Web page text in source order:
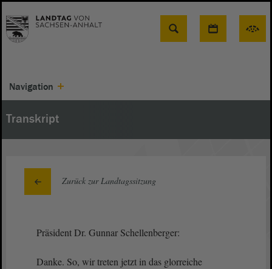
Suche
Navigation
Transkript
Zurück zur Landtagssitzung
Präsident Dr. Gunnar Schellenberger:
Danke. So, wir treten jetzt in das glorreiche